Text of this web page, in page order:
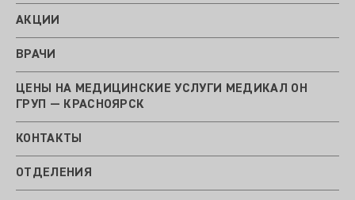
АКЦИИ
ВРАЧИ
ЦЕНЫ НА МЕДИЦИНСКИЕ УСЛУГИ МЕДИКАЛ ОН
ГРУП — КРАСНОЯРСК
КОНТАКТЫ
ОТДЕЛЕНИЯ